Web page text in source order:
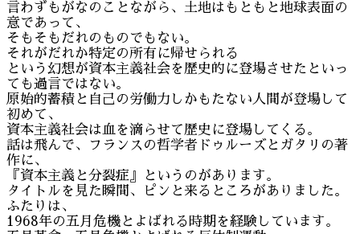
言わずもがなのことながら、土地はもともと地球表面の
意であって、
そもそもだれのものでもない。
それがだれか特定の所有に帰せられる
という幻想が資本主義社会を歴史的に登場させたといっ
ても過言ではない。
原始的蓄積と自己の労働力しかもたない人間が登場して
初めて、
資本主義社会は血を滴らせて歴史に登場してくる。
話は飛んで、フランスの哲学者ドゥルーズとガタリの著
作に、
『資本主義と分裂症』というのがあります。
タイトルを見た瞬間、ピンと来るところがありました。
ふたりは、
1968年の五月危機とよばれる時期を経験しています。